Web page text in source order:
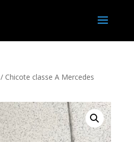
/ Chicote classe A Mercedes